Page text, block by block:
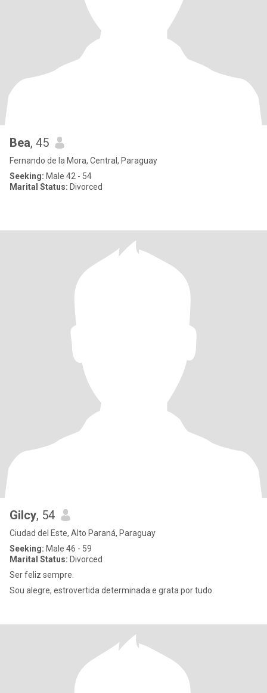
Bea, 45
Fernando de la Mora, Central, Paraguay
Seeking: Male 42 - 54
Marital Status: Divorced
Gilcy, 54
Ciudad del Este, Alto Paraná, Paraguay
Seeking: Male 46 - 59
Marital Status: Divorced
Ser feliz sempre.
Sou alegre, estrovertida determinada e grata por tudo.